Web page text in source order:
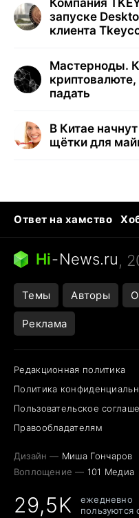
запуске
клиента
Мастерноды.
падать
В Китае
щётки для
Ответ на хамство
Бензин 100 и 95
Следующая пандемия
Hi-News.ru,
Темы Авторы
Реклама
Редакционная политика
Политика
Пользовательское
Правообладателям
Дизайн — Миша Гончаров
Воплощение — 101 Медиа
29,5K
ежедневно
пользуются